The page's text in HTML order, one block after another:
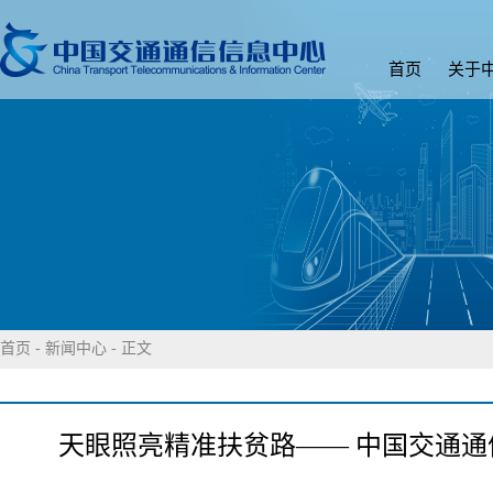
首页 关于
首页 - 新闻中心 - 正文
天眼照亮精准扶贫路—— 中国交通通